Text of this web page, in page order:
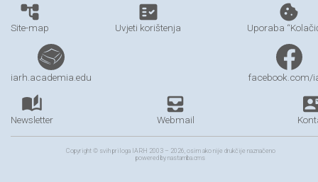
account_tree
Site-map
fact_check
Uvjeti korištenja
cookie
Uporaba
iarh.academia.edu facebook.com/
auto_stories
Newsletter
all_inbox
Webmail
Copyright © svih priloga IARH 2003 – 2026, osim ako nije drukčije naznačeno
powered by nastamba.cms